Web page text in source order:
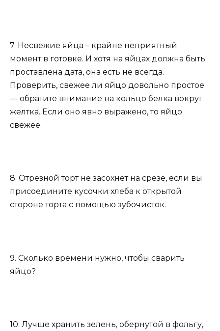
7. Несвежие яйца – крайне неприятный
момент в готовке. И хотя на яйцах должна быть
проставлена дата, она есть не всегда.
Проверить, свежее ли яйцо довольно простое
— обратите внимание на кольцо белка вокруг
желтка. Если оно явно выражено, то яйцо
свежее.
8. Отрезной торт не засохнет на срезе, если вы
присоедините кусочки хлеба к открытой
стороне торта с помощью зубочисток.
9. Сколько времени нужно, чтобы сварить
яйцо?
10. Лучше хранить зелень, обернутой в фольгу,